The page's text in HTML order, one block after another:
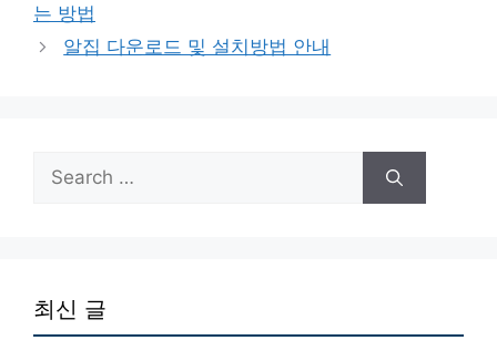
는 방법
알집 다운로드 및 설치방법 안내
Search
for:
최신 글